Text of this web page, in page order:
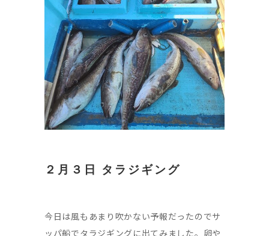
２月３日 タラジギング
今日は風もあまり吹かない予報だったのでサ
ッパ船でタラジギングに出てみました。卵や